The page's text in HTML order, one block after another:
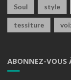
Soul style
tessiture
ABONNEZ-VOUS